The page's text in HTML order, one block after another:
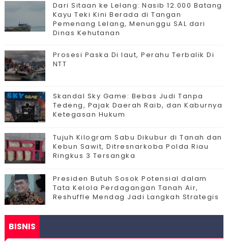
Dari Sitaan ke Lelang: Nasib 12.000 Batang
Kayu Teki Kini Berada di Tangan
Pemenang Lelang, Menunggu SAL dari
Dinas Kehutanan
Prosesi Paska Di laut, Perahu Terbalik Di
NTT
Skandal Sky Game: Bebas Judi Tanpa
Tedeng, Pajak Daerah Raib, dan Kaburnya
Ketegasan Hukum
Tujuh Kilogram Sabu Dikubur di Tanah dan
Kebun Sawit, Ditresnarkoba Polda Riau
Ringkus 3 Tersangka
Presiden Butuh Sosok Potensial dalam
Tata Kelola Perdagangan Tanah Air,
Reshuffle Mendag Jadi Langkah Strategis
BISNIS